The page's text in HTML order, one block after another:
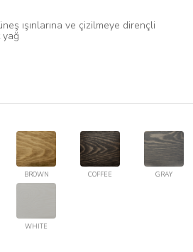
ışınlarına ve çizilmeye dirençli
yağ
BROWN COFFEE GRAY
WHITE